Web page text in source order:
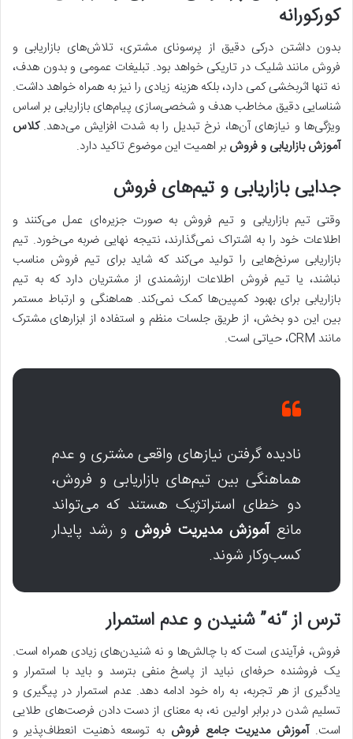
کورکورانه
بدون داشتن درکی دقیق از پرسونای مشتری، تلاش‌های بازاریابی و
فروش مانند شلیک در تاریکی خواهد بود. تبلیغات عمومی و بدون هدف،
نه تنها اثربخشی کمی دارد، بلکه هزینه زیادی را نیز به همراه خواهد داشت.
شناسایی دقیق مخاطب هدف و شخصی‌سازی پیام‌های بازاریابی بر اساس
ویژگی‌ها و نیازهای آن‌ها، نرخ تبدیل را به شدت افزایش می‌دهد.کلاس
آموزش بازاریابی و فروش بر اهمیت این موضوع تاکید دارد.
جدایی بازاریابی و تیم‌های فروش
وقتی تیم بازاریابی و تیم فروش به صورت جزیره‌ای عمل می‌کنند و
اطلاعات خود را به اشتراک نمی‌گذارند، نتیجه نهایی ضربه می‌خورد. تیم
بازاریابی سرنخ‌هایی را تولید می‌کند که شاید برای تیم فروش مناسب
نباشند، یا تیم فروش اطلاعات ارزشمندی از مشتریان دارد که به تیم
بازاریابی برای بهبود کمپین‌ها کمک نمی‌کند. هماهنگی و ارتباط مستمر
بین این دو بخش، از طریق جلسات منظم و استفاده از ابزارهای مشترک
مانند CRM، حیاتی است.
نادیده گرفتن نیازهای واقعی مشتری و عدم
هماهنگی بین تیم‌های بازاریابی و فروش،
دو خطای استراتژیک هستند که می‌تواند
مانعآموزش مدیریت فروش و رشد پایدار
کسب‌وکار شوند.
ترس از “نه” شنیدن و عدم استمرار
فروش، فرآیندی است که با چالش‌ها و نه شنیدن‌های زیادی همراه است.
یک فروشنده حرفه‌ای نباید از پاسخ منفی بترسد و باید با استمرار و
یادگیری از هر تجربه، به راه خود ادامه دهد. عدم استمرار در پیگیری و
تسلیم شدن در برابر اولین نه، به معنای از دست دادن فرصت‌های طلایی
است.آموزش مدیریت جامع فروش به توسعه ذهنیت انعطاف‌پذیر و